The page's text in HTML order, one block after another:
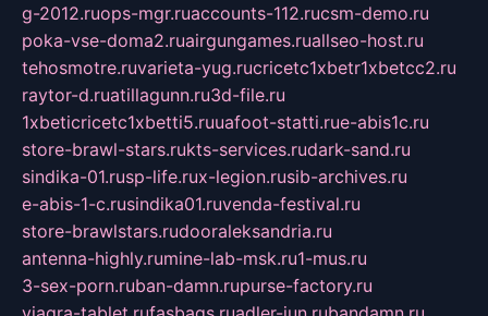
g-2012.ruops-mgr.ruaccounts-112.rucsm-demo.ru
poka-vse-doma2.ruairgungames.ruallseo-host.ru
tehosmotre.ruvarieta-yug.rucricetc1xbetr1xbetcc2.ru
raytor-d.ruatillagunn.ru3d-file.ru
1xbeticricetc1xbetti5.ruuafoot-statti.rue-abis1c.ru
store-brawl-stars.rukts-services.rudark-sand.ru
sindika-01.rusp-life.rux-legion.rusib-archives.ru
e-abis-1-c.rusindika01.ruvenda-festival.ru
store-brawlstars.rudooraleksandria.ru
antenna-highly.rumine-lab-msk.ru1-mus.ru
3-sex-porn.ruban-damn.rupurse-factory.ru